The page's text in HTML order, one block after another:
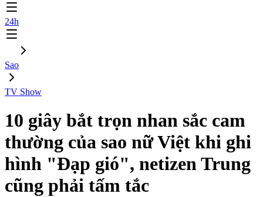
24h
Sao
TV Show
10 giây bắt trọn nhan sắc cam
thường của sao nữ Việt khi ghi
hình "Đạp gió", netizen Trung
cũng phải tấm tắc